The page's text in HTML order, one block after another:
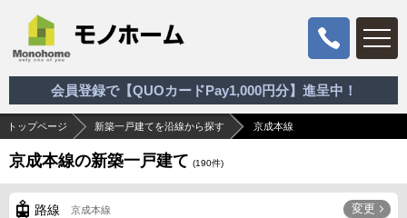
会員登録で【QUOカードPay1,000円分】進呈中！
トップページ 新築一戸建てを沿線から探す 京成本線
京成本線の新築一戸建て (190件)
路線 京成本線 変更